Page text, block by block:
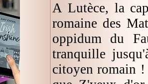
A Lutèce, la
romaine des
oppidum du
tranquille
citoyen romain !